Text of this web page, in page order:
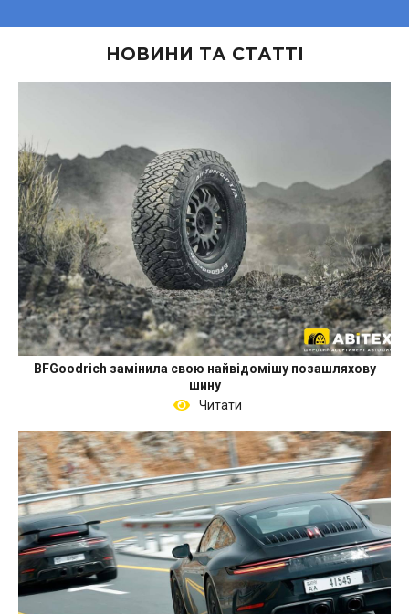
НОВИНИ ТА СТАТТІ
BFGoodrich замінила свою найвідомішу позашляхову
шину
Читати